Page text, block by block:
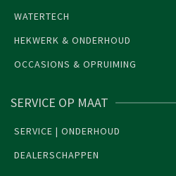
WATERTECH
HEKWERK & ONDERHOUD
OCCASIONS & OPRUIMING
SERVICE OP MAAT
SERVICE | ONDERHOUD
DEALERSCHAPPEN